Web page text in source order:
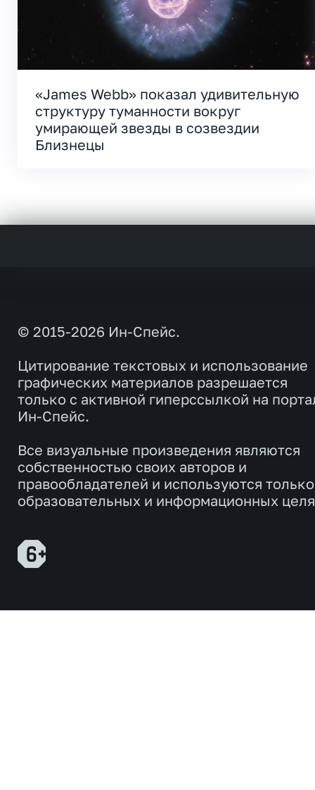
«James Webb» показал удивительную
структуру туманности вокруг
умирающей звезды в созвездии
Близнецы
© 2015-2026 Ин-Спейс.
Цитирование текстовых и использование
графических материалов разрешается
только с активной гиперссылкой на
Ин-Спейс.
Все визуальные произведения являются
собственностью своих авторов и
правообладателей и используются
образовательных и информационных